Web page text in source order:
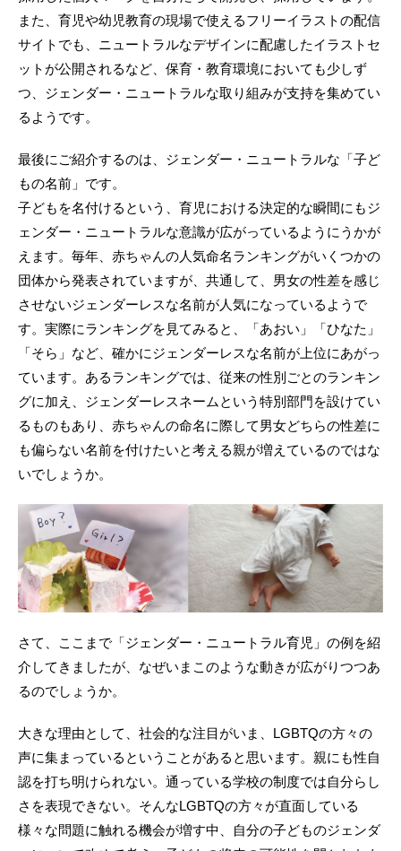
また、育児や幼児教育の現場で使えるフリーイラストの配信
サイトでも、ニュートラルなデザインに配慮したイラストセ
ットが公開されるなど、保育・教育環境においても少しず
つ、ジェンダー・ニュートラルな取り組みが支持を集めてい
るようです。
最後にご紹介するのは、ジェンダー・ニュートラルな「子ど
もの名前」です。
子どもを名付けるという、育児における決定的な瞬間にもジ
ェンダー・ニュートラルな意識が広がっているようにうかが
えます。毎年、赤ちゃんの人気命名ランキングがいくつかの
団体から発表されていますが、共通して、男女の性差を感じ
させないジェンダーレスな名前が人気になっているようで
す。実際にランキングを見てみると、「あおい」「ひなた」
「そら」など、確かにジェンダーレスな名前が上位にあがっ
ています。あるランキングでは、従来の性別ごとのランキン
グに加え、ジェンダーレスネームという特別部門を設けてい
るものもあり、赤ちゃんの命名に際して男女どちらの性差に
も偏らない名前を付けたいと考える親が増えているのではな
いでしょうか。
さて、ここまで「ジェンダー・ニュートラル育児」の例を紹
介してきましたが、なぜいまこのような動きが広がりつつあ
るのでしょうか。
大きな理由として、社会的な注目がいま、LGBTQの方々の
声に集まっているということがあると思います。親にも性自
認を打ち明けられない。通っている学校の制度では自分らし
さを表現できない。そんなLGBTQの方々が直面している
様々な問題に触れる機会が増す中、自分の子どものジェンダ